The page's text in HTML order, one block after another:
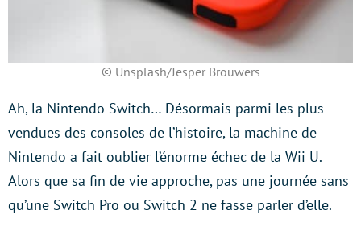
© Unsplash/Jesper Brouwers
Ah, la Nintendo Switch… Désormais parmi les plus
vendues des consoles de l’histoire, la machine de
Nintendo a fait oublier l’énorme échec de la Wii U.
Alors que sa fin de vie approche, pas une journée sans
qu’une Switch Pro ou Switch 2 ne fasse parler d’elle.